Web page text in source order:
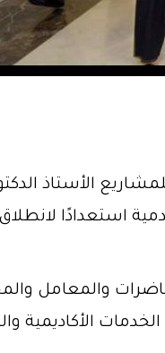
الأستاذ
استعدادًا
والمعامل
الأكاديمية